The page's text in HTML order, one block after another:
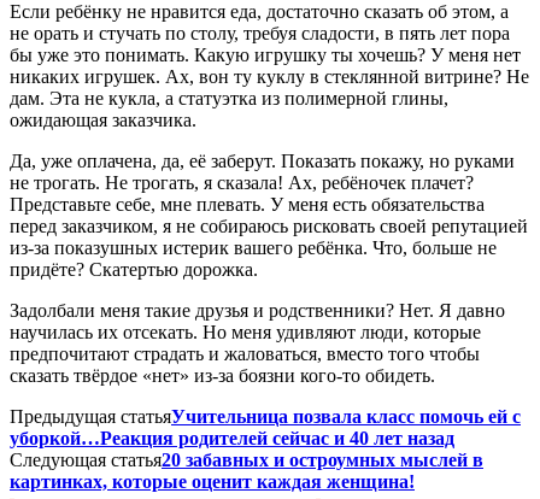
Если ребёнку не нравится еда, достаточно сказать об этом, а
не орать и стучать по столу, требуя сладости, в пять лет пора
бы уже это понимать. Какую игрушку ты хочешь? У меня нет
никаких игрушек. Ах, вон ту куклу в стеклянной витрине? Не
дам. Эта не кукла, а статуэтка из полимерной глины,
ожидающая заказчика.
Да, уже оплачена, да, её заберут. Показать покажу, но руками
не трогать. Не трогать, я сказала! Ах, ребёночек плачет?
Представьте себе, мне плевать. У меня есть обязательства
перед заказчиком, я не собираюсь рисковать своей репутацией
из-за показушных истерик вашего ребёнка. Что, больше не
придёте? Скатертью дорожка.
Задолбали меня такие друзья и родственники? Нет. Я давно
научилась их отсекать. Но меня удивляют люди, которые
предпочитают страдать и жаловаться, вместо того чтобы
сказать твёрдое «нет» из-за боязни кого-то обидеть.
Предыдущая статьяУчительница позвала класс помочь ей с
уборкой…Реакция родителей сейчас и 40 лет назад
Следующая статья20 забавных и остроумных мыслей в
картинках, которые оценит каждая женщина!